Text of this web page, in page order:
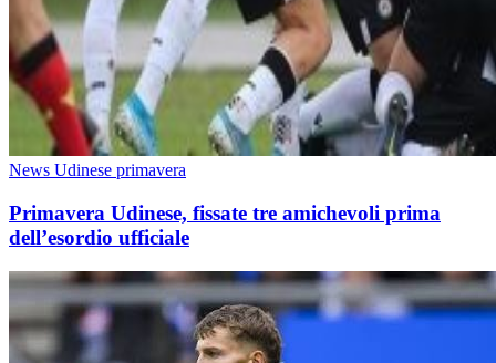
News Udinese primavera
Primavera Udinese, fissate tre amichevoli prima
dell’esordio ufficiale